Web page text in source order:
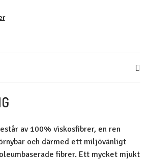
av 100% viskosfibrer, en ren
och därmed ett miljövänligt
fibrer. Ett mycket mjukt